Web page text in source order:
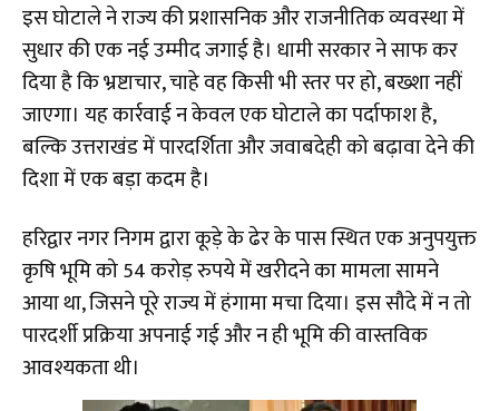
इस घोटाले ने राज्य की प्रशासनिक और राजनीतिक व्यवस्था में
सुधार की एक नई उम्मीद जगाई है। धामी सरकार ने साफ कर
दिया है कि भ्रष्टाचार, चाहे वह किसी भी स्तर पर हो, बख्शा नहीं
जाएगा। यह कार्रवाई न केवल एक घोटाले का पर्दाफाश है,
बल्कि उत्तराखंड में पारदर्शिता और जवाबदेही को बढ़ावा देने की
दिशा में एक बड़ा कदम है।
हरिद्वार नगर निगम द्वारा कूड़े के ढेर के पास स्थित एक अनुपयुक्त
कृषि भूमि को 54 करोड़ रुपये में खरीदने का मामला सामने
आया था, जिसने पूरे राज्य में हंगामा मचा दिया। इस सौदे में न तो
पारदर्शी प्रक्रिया अपनाई गई और न ही भूमि की वास्तविक
आवश्यकता थी।